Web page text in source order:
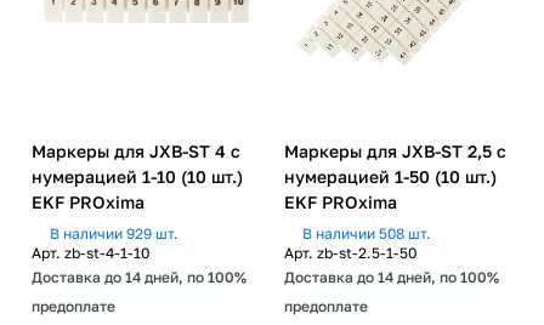
Маркеры для JXB-ST 4 с
нумерацией 1-10 (10 шт.)
EKF PROxima
В наличии 929 шт.
Арт. zb-st-4-1-10
Доставка до 14 дней, по 100%
предоплате
Маркеры для JXB-ST 2,5 с
нумерацией 1-50 (10 шт.)
EKF PROxima
В наличии 508 шт.
Арт. zb-st-2.5-1-50
Доставка до 14 дней, по 100%
предоплате